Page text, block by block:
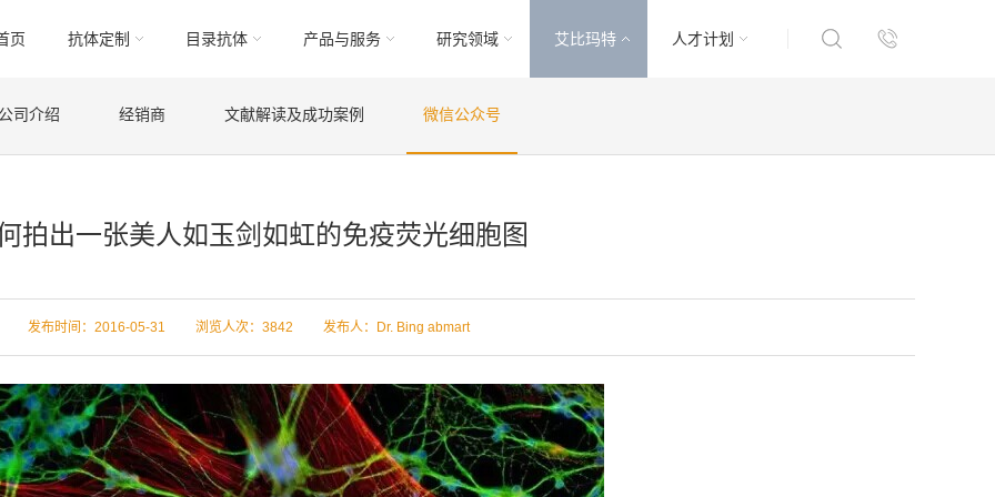
页 抗体定制 目录抗体 产品与服务 研究领域 艾比玛特 人才计划
司介绍 经销商 文献解读及成功案例 微信公众号
拍出一张美人如玉剑如虹的免疫荧光细胞图
发布时间：2016-05-31 浏览人次： 3842 发布人：Dr. Bing abmart